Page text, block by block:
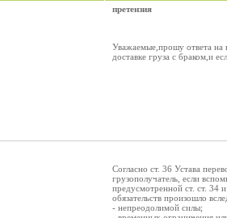
претензия
Уважаемые,прошу ответа на
доставке груза с браком,и
Согласно ст. 36 Устава
грузополучатель, если
предусмотренной ст. ст. 34
обязательств произошло
- непреодолимой силы;